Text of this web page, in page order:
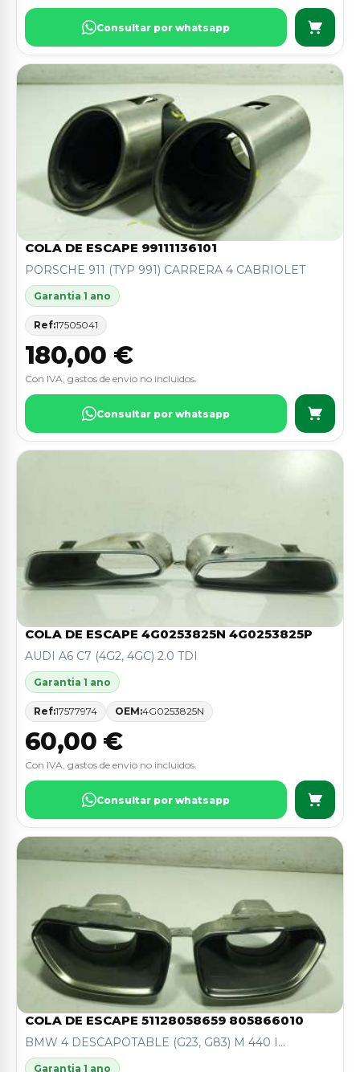
Consultar por whatsapp
COLA DE ESCAPE 99111136101
PORSCHE 911 (TYP 991) CARRERA 4 CABRIOLET
Garantia 1 ano
Ref:17505041
180,00 €
Con IVA, gastos de envio no incluidos.
Consultar por whatsapp
COLA DE ESCAPE 4G0253825N 4G0253825P
AUDI A6 C7 (4G2, 4GC) 2.0 TDI
Garantia 1 ano
Ref:17577974 OEM:4G0253825N
60,00 €
Con IVA, gastos de envio no incluidos.
Consultar por whatsapp
COLA DE ESCAPE 51128058659 805866010
BMW 4 DESCAPOTABLE (G23, G83) M 440 I...
Garantia 1 ano